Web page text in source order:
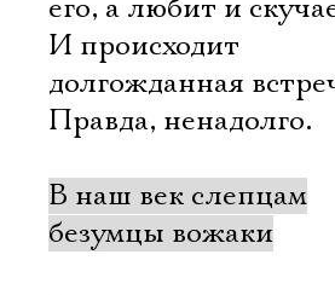
его, а любит и
И происходит
долгожданная
Правда, ненадолго.
В наш век слепцам
безумцы вожаки